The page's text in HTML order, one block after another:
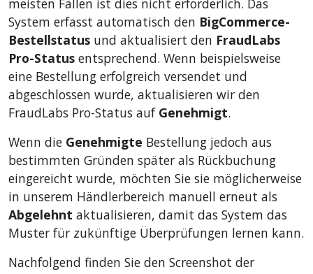
meisten Fällen ist dies nicht erforderlich. Das
System erfasst automatisch den BigCommerce-
Bestellstatus und aktualisiert den FraudLabs
Pro-Status entsprechend. Wenn beispielsweise
eine Bestellung erfolgreich versendet und
abgeschlossen wurde, aktualisieren wir den
FraudLabs Pro-Status auf Genehmigt.
Wenn die Genehmigte Bestellung jedoch aus
bestimmten Gründen später als Rückbuchung
eingereicht wurde, möchten Sie sie möglicherweise
in unserem Händlerbereich manuell erneut als
Abgelehnt aktualisieren, damit das System das
Muster für zukünftige Überprüfungen lernen kann.
Nachfolgend finden Sie den Screenshot der